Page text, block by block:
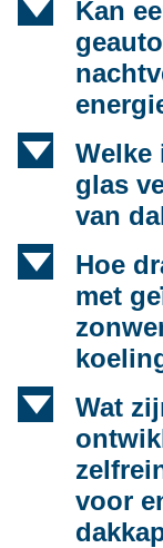
d
Kan
d
Welke
glas
van
d
Hoe
met
d
Wat
voor